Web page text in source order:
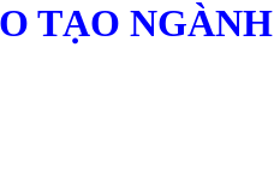
TẠO NGÀNH